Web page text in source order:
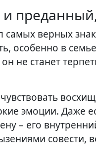
верных
особенно в
не станет
эмоции. Даже
– его
совести,